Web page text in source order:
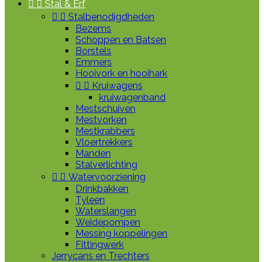
  Stal & Erf
  Stalbenodigdheden
Bezems
Schoppen en Batsen
Borstels
Emmers
Hooivork en hooihark
  Kruiwagens
kruiwagenband
Mestschuiven
Mestvorken
Mestkrabbers
Vloertrekkers
Manden
Stalverlichting
  Watervoorziening
Drinkbakken
Tyleen
Waterslangen
Weidepompen
Messing koppelingen
Fittingwerk
Jerrycans en Trechters